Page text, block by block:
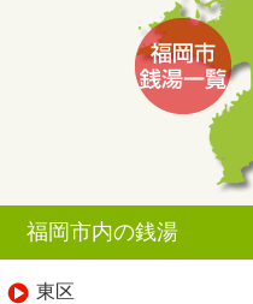
福岡市内の銭湯
東区